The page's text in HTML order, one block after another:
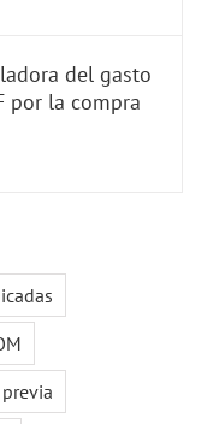
del gasto
por la compra